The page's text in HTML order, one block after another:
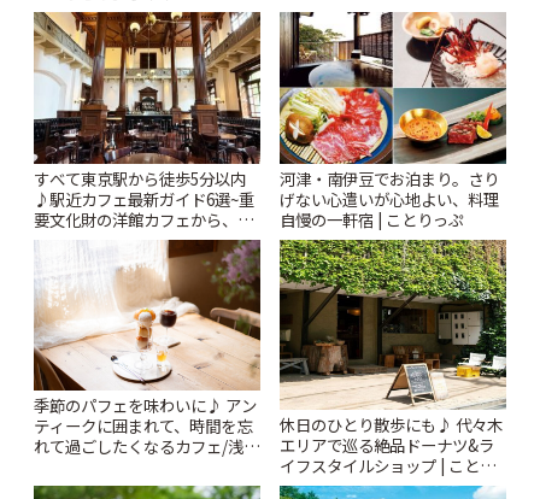
「Kimamaya T&K」 | ことりっ
ぷ
すべて東京駅から徒歩5分以内
♪駅近カフェ最新ガイド6選~重
要文化財の洋館カフェから、改
札すぐのレトロ喫茶まで~ | こと
りっぷ
河津・南伊豆でお泊まり。さり
げない心遣いが心地よい、料理
自慢の一軒宿 | ことりっぷ
季節のパフェを味わいに♪ アン
ティークに囲まれて、時間を忘
れて過ごしたくなるカフェ/浅草
休日のひとり散歩にも♪ 代々木
エリアで巡る絶品ドーナツ&ラ
イフスタイルショップ | ことり
っぷ